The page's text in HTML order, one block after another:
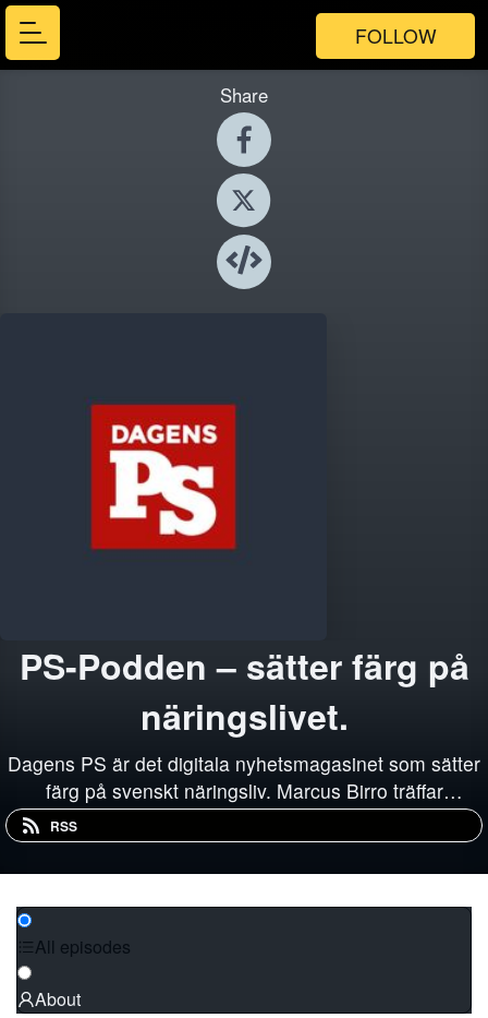
FOLLOW
Share
PS-Podden – sätter färg på
näringslivet.
Dagens PS är det digitala nyhetsmagasinet som sätter
färg på svenskt näringsliv. Marcus Birro träffar
färgstarka ledare, företagare, entreprenörer och
människor som påverkar svenskt näringsliv. Birro pratar
om drivkrafter, affärer, framgångar, motgån...
RSS
All episodes
About